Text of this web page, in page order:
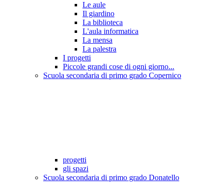
Le aule
Il giardino
La biblioteca
L'aula informatica
La mensa
La palestra
I progetti
Piccole grandi cose di ogni giorno...
Scuola secondaria di primo grado Copernico
progetti
gli spazi
Scuola secondaria di primo grado Donatello